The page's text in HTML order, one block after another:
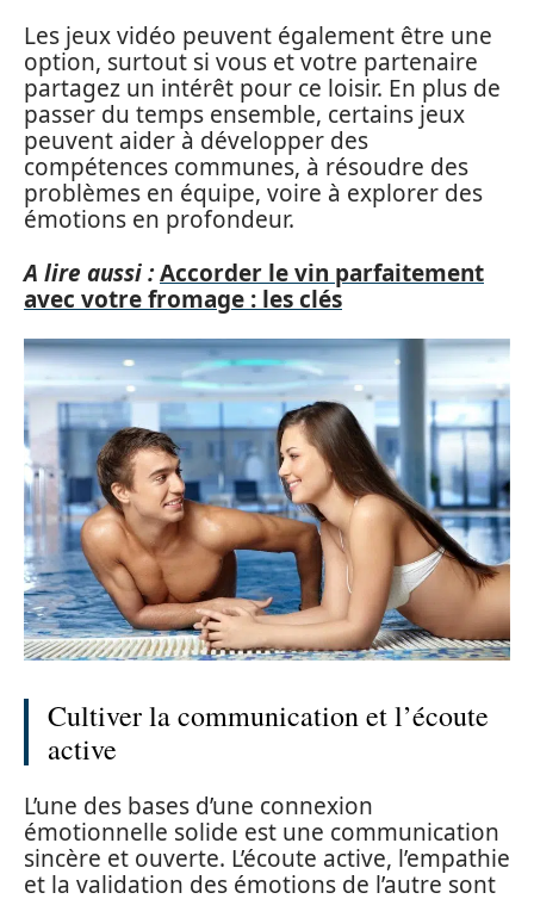
Les jeux vidéo peuvent également être une
option, surtout si vous et votre partenaire
partagez un intérêt pour ce loisir. En plus de
passer du temps ensemble, certains jeux
peuvent aider à développer des
compétences communes, à résoudre des
problèmes en équipe, voire à explorer des
émotions en profondeur.
A lire aussi :Accorder le vin parfaitement
avec votre fromage : les clés
Cultiver la communication et l’écoute
active
L’une des bases d’une connexion
émotionnelle solide est une communication
sincère et ouverte. L’écoute active, l’empathie
et la validation des émotions de l’autre sont